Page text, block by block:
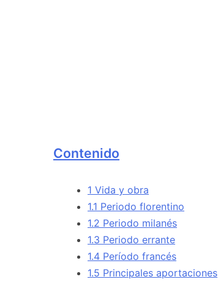
Contenido
1 Vida y obra
1.1 Periodo florentino
1.2 Periodo milanés
1.3 Periodo errante
1.4 Período francés
1.5 Principales aportaciones